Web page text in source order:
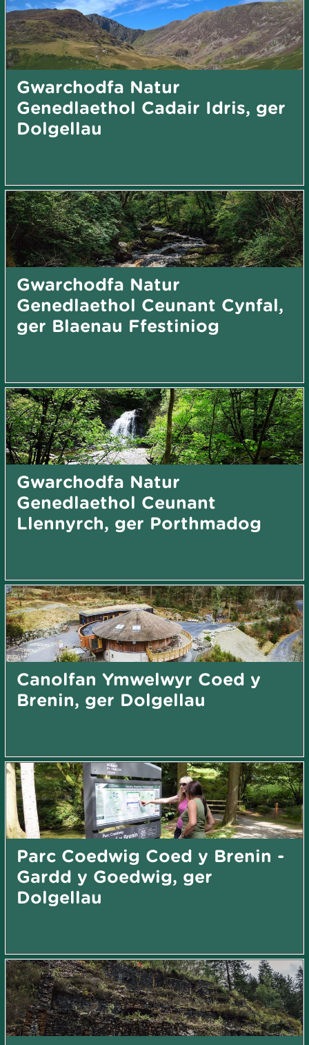
Gwarchodfa Natur
Genedlaethol Cadair Idris, ger
Dolgellau
Gwarchodfa Natur
Genedlaethol Ceunant Cynfal,
ger Blaenau Ffestiniog
Gwarchodfa Natur
Genedlaethol Ceunant
Llennyrch, ger Porthmadog
Canolfan Ymwelwyr Coed y
Brenin, ger Dolgellau
Parc Coedwig Coed y Brenin -
Gardd y Goedwig, ger
Dolgellau